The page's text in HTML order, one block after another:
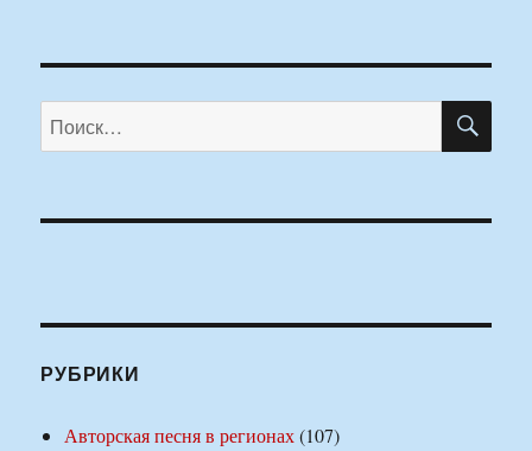
Искать:
РУБРИКИ
Авторская песня в регионах(107)